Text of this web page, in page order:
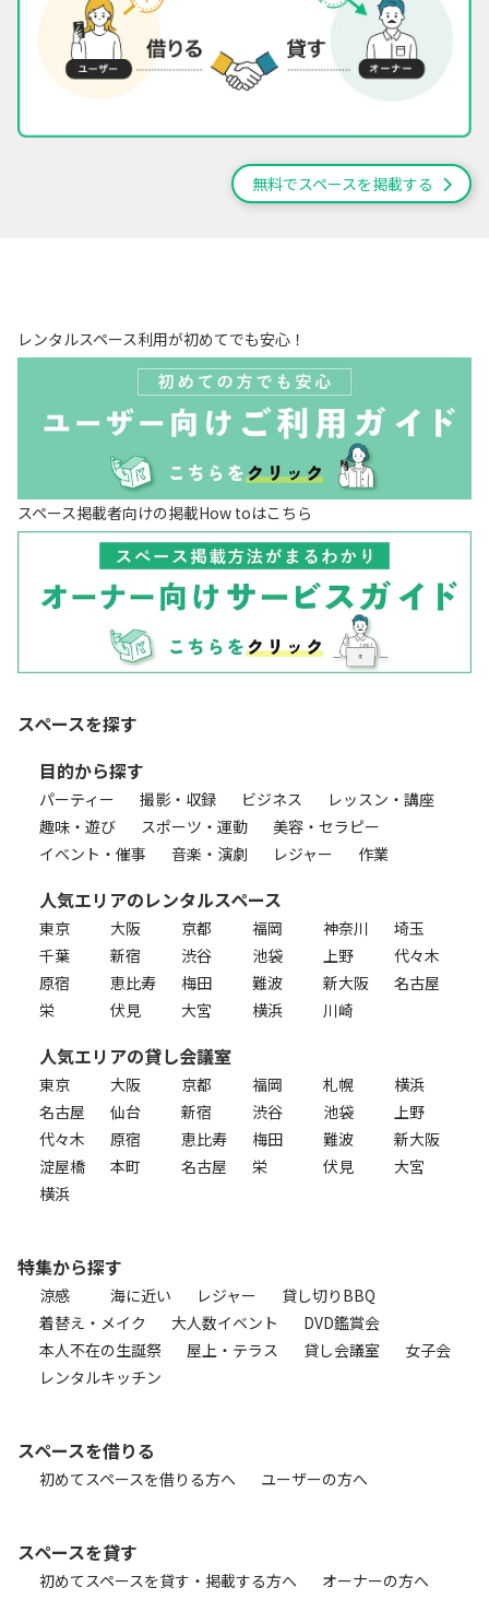
無料でスペースを掲載する
レンタルスペース利用が初めてでも安心！
スペース掲載者向けの掲載How toはこちら
スペースを探す
目的から探す
パーティー 撮影・収録 ビジネス
レッスン・講座
趣味・遊び
スポーツ・運動
美容・セラピー
イベント・催事
音楽・演劇 レジャー 作業
人気エリアのレンタルスペース
東京 大阪 京都 福岡 神奈川
埼玉
千葉
新宿 渋谷 池袋 上野
代々木
原宿
恵比寿 梅田 難波 新大阪
名古屋
栄
伏見 大宮 横浜 川崎
人気エリアの貸し会議室
東京 大阪 京都 福岡 札幌
横浜
名古屋
仙台 新宿 渋谷 池袋
上野
代々木
原宿 恵比寿 梅田 難波
新大阪
淀屋橋
本町 名古屋 栄 伏見
大宮
横浜
特集から探す
涼感 海に近い レジャー
貸し切りBBQ
着替え・メイク
大人数イベント
DVD鑑賞会
本人不在の生誕祭
屋上・テラス 貸し会議室
女子会
レンタルキッチン
スペースを借りる
初めてスペースを借りる方へ ユーザーの方へ
スペースを貸す
初めてスペースを貸す・掲載する方へ オーナーの方へ